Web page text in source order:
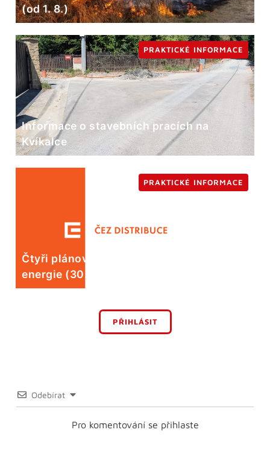
(od 1. 8.)
Informace o stavebních pracích na
Kvíkalce
PRAKTICKÉ INFORMACE
Čtyři plánované odstávky elektrické
energie (30. 7.)
PRAKTICKÉ INFORMACE
PŘIHLÁSIT
Odebírat
Pro komentování se přihlaste